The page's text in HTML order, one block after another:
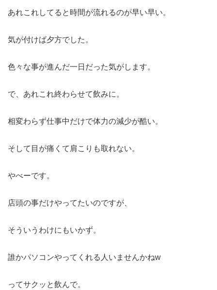
あれこれしてると時間が流れるのが早い早い。
気が付けば夕方でした。
色々な事が進んだ一日だった気がします。
で、あれこれ終わらせて飲みに。
相変わらず仕事中だけで体力の減少が酷い。
そして目が痛くて肩こりも取れない。
やべーです。
店頭の事だけやってたいのですが、
そういうわけにもいかず。
誰かパソコンやってくれる人いませんかねw
ってサクッと飲んで。